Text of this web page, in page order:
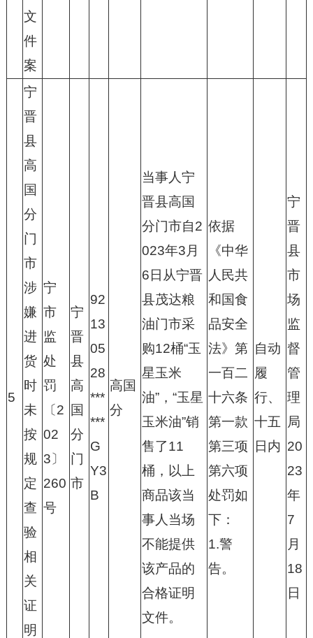
文
件
案
5
宁
晋
县
高
国
分
门
市
涉
嫌
进
货
时
未
按
规
定
查
验
相
关
证
明
宁
市
监
处
罚
〔2
02
3〕
260
号
宁
晋
县
高
国
分
门
市
92
13
05
28
***
***
G
Y3
B
高国
分
当事人宁
晋县高国
分门市自2
023年3月
6日从宁晋
县茂达粮
油门市采
购12桶“玉
星玉米
油”，“玉星
玉米油”销
售了11
桶，以上
商品该当
事人当场
不能提供
该产品的
合格证明
文件。
依据
《中华
人民共
和国食
品安全
法》第
一百二
十六条
第一款
第三项
第六项
处罚如
下：
1.警
告。
自动
履
行、
十五
日内
宁
晋
县
市
场
监
督
管
理
局
20
23
年
7
月
18
日